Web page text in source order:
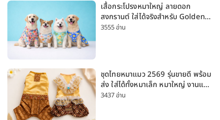
เสื้อกระโปรงหมาใหญ่ ลายดอก
สงกรานต์ ใส่ได้จริงสำหรับ Golden
Husky Labrador [อัปเดต 2026]
3555 อ่าน
ชุดไทยหมาแมว 2569 รุ่นขายดี พร้อม
ส่ง ใส่ได้ทั้งหมาเล็ก หมาใหญ่ งานแต่ง
สงกรานต์ ลอยกระทง
3437 อ่าน